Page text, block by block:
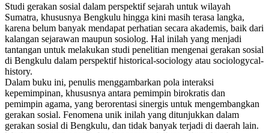
Studi gerakan sosial dalam perspektif sejarah untuk wilayah
Sumatra, khususnya Bengkulu hingga kini masih terasa langka,
karena belum banyak mendapat perhatian secara akademis, baik dari
kalangan sejarawan maupun sosiolog. Hal inilah yang menjadi
tantangan untuk melakukan studi penelitian mengenai gerakan sosial
di Bengkulu dalam perspektif historical-sociology atau sociologycal-
history.
Dalam buku ini, penulis menggambarkan pola interaksi
kepemimpinan, khususnya antara pemimpin birokratis dan
pemimpin agama, yang berorentasi sinergis untuk mengembangkan
gerakan sosial. Fenomena unik inilah yang ditunjukkan dalam
gerakan sosial di Bengkulu, dan tidak banyak terjadi di daerah lain.